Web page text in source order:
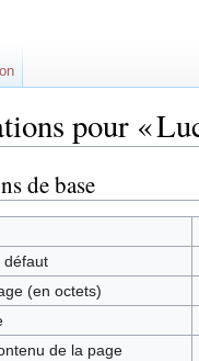
pour «
de base
défaut
(en octets)
de la page